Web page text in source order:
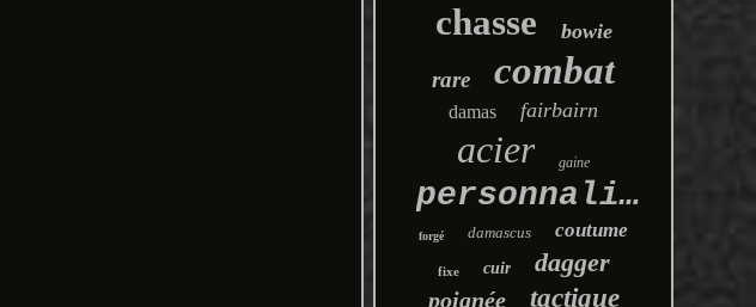
chasse bowie
rare combat
damas fairbairn
acier gaine
personnalisé
forgé damascus coutume
fixe cuir dagger
poignée tactique